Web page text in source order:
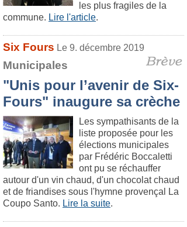
les plus fragiles de la
commune. Lire l'article.
Six Fours Le 9. décembre 2019
Municipales
"Unis pour l’avenir de Six-
Fours" inaugure sa crèche
Les sympathisants de la
liste proposée pour les
élections municipales
par Frédéric Boccaletti
ont pu se réchauffer
autour d'un vin chaud, d'un chocolat chaud
et de friandises sous l'hymne provençal La
Coupo Santo. Lire la suite.